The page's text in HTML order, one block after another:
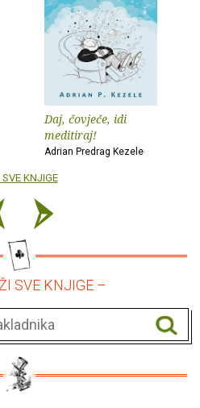
Daj, čovječe, idi
meditiraj!
Adrian Predrag Kezele
SVE KNJIGE
SVE KNJIGE –